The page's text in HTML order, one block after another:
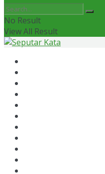
No Result
View All Result